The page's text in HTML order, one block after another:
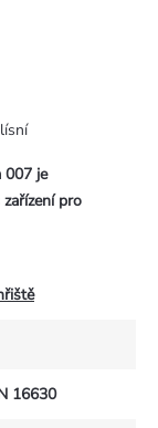
007 je
pro
16630